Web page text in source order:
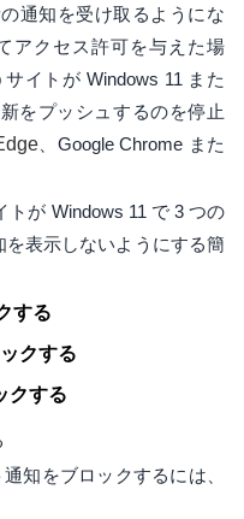
通知を受け取るようにな
アクセス許可を与えた場
イトが Windows 11 また
をプッシュするのを停止
、Google Chrome また
トが Windows 11 で 3 つの
表示しないようにする簡
する
クする
クする
知をブロックするには、